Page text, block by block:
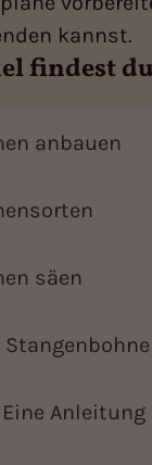
kannst.
findest
anbauen
säen
Anleitung